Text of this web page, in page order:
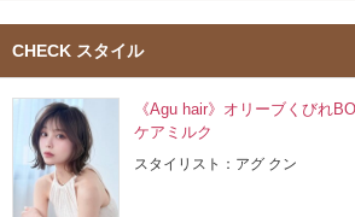
CHECK スタイル
《Agu hair》オリーブくびれ
ケアミルク
スタイリスト：アグ クン